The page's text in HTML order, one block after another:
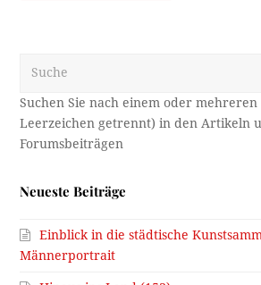
Neueste Beiträge
Einblick in die städtische
Männerportrait